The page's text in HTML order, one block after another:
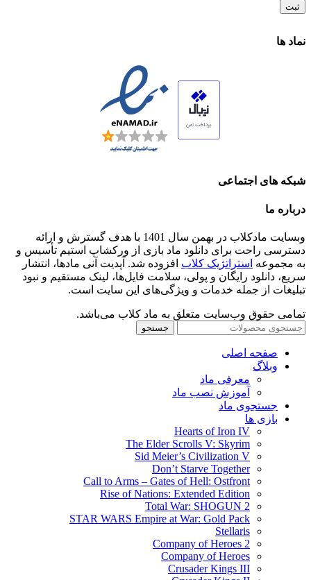
نماد ها
شبکه های اجتماعی
درباره ما
وبسایت مادکلاب در بهمن سال 1401 با هدف گسترش و ارائه
دسترسی راحت برای دانلود ماد بازی از ورکشاپ استیم تأسیس و
به مجموعه استراتژیک کلاب افزوده شد. آپدیت آنی مادها، انتشار
سریع، دانلود رایگان و پولی، سلامت فایل‌ها، لینک مستقیم و نبود
تبلیغات از جمله خدمات و ویژگی‌های این سایت است.
تمامی حقوق وب‌سایت متعلق به ماد کلاب می‌باشد.
جستجو
صفحه اصلی
وبلاگ
معرفی ماد
آموزش نصب ماد
جستجوی ماد
بازی ها
Hearts of Iron IV
The Elder Scrolls V: Skyrim
Sid Meier’s Civilization V
Don’t Starve Together
Call to Arms – Gates of Hell: Ostfront
Rise of Nations: Extended Edition
Total War: SHOGUN 2
STAR WARS Empire at War: Gold Pack
Stellaris
Company of Heroes 2
Company of Heroes
Crusader Kings III